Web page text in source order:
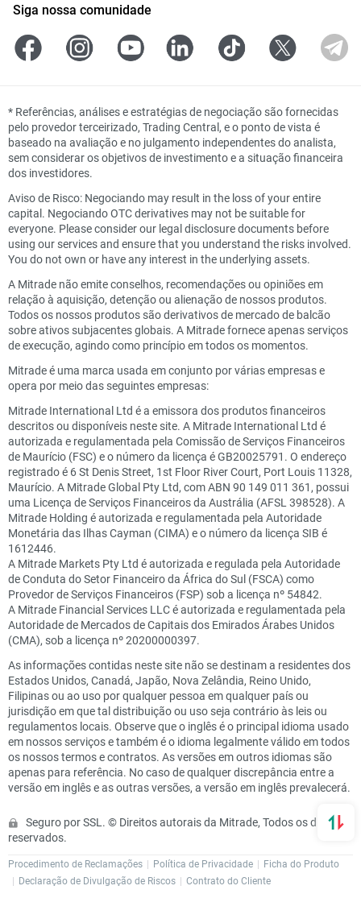
Siga nossa comunidade
* Referências, análises e estratégias de negociação são fornecidas
pelo provedor terceirizado, Trading Central, e o ponto de vista é
baseado na avaliação e no julgamento independentes do analista,
sem considerar os objetivos de investimento e a situação financeira
dos investidores.
Aviso de Risco: Negociando may result in the loss of your entire
capital. Negociando OTC derivatives may not be suitable for
everyone. Please consider our legal disclosure documents before
using our services and ensure that you understand the risks involved.
You do not own or have any interest in the underlying assets.
A Mitrade não emite conselhos, recomendações ou opiniões em
relação à aquisição, detenção ou alienação de nossos produtos.
Todos os nossos produtos são derivativos de mercado de balcão
sobre ativos subjacentes globais. A Mitrade fornece apenas serviços
de execução, agindo como princípio em todos os momentos.
Mitrade é uma marca usada em conjunto por várias empresas e
opera por meio das seguintes empresas:
Mitrade International Ltd é a emissora dos produtos financeiros
descritos ou disponíveis neste site. A Mitrade International Ltd é
autorizada e regulamentada pela Comissão de Serviços Financeiros
de Maurício (FSC) e o número da licença é GB20025791. O endereço
registrado é 6 St Denis Street, 1st Floor River Court, Port Louis 11328,
Maurício. A Mitrade Global Pty Ltd, com ABN 90 149 011 361, possui
uma Licença de Serviços Financeiros da Austrália (AFSL 398528). A
Mitrade Holding é autorizada e regulamentada pela Autoridade
Monetária das Ilhas Cayman (CIMA) e o número da licença SIB é
1612446.
A Mitrade Markets Pty Ltd é autorizada e regulada pela Autoridade
de Conduta do Setor Financeiro da África do Sul (FSCA) como
Provedor de Serviços Financeiros (FSP) sob a licença nº 54842.
A Mitrade Financial Services LLC é autorizada e regulamentada pela
Autoridade de Mercados de Capitais dos Emirados Árabes Unidos
(CMA), sob a licença nº 20200000397.
As informações contidas neste site não se destinam a residentes dos
Estados Unidos, Canadá, Japão, Nova Zelândia, Reino Unido,
Filipinas ou ao uso por qualquer pessoa em qualquer país ou
jurisdição em que tal distribuição ou uso seja contrário às leis ou
regulamentos locais. Observe que o inglês é o principal idioma usado
em nossos serviços e também é o idioma legalmente válido em todos
os nossos termos e contratos. As versões em outros idiomas são
apenas para referência. No caso de qualquer discrepância entre a
versão em inglês e as outras versões, a versão em inglês prevalecerá.
Seguro por SSL. © Direitos autorais da Mitrade, Todos os direitos
reservados.
Procedimento de Reclamações Política de Privacidade
Ficha do Produto
Declaração de Divulgação de Riscos
Contrato do Cliente